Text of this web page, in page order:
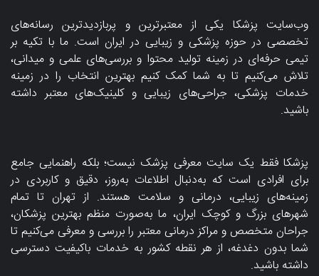
وب‌سایت پزشکا یکی از معتبرترین و پربازدیدترین رسانه‌های
تخصصی در حوزه پزشکی و زیبایی در ایران است. ما با تکیه بر
تیمی حرفه‌ای در زمینه تولید محتوا و بررسی‌های علمی و میدانی،
تلاش می‌کنیم تا به شما کمک کنیم بهترین انتخاب را در زمینه
خدمات پزشکی، جراحی‌های زیبایی و کلینیک‌های معتبر داشته
باشید.
پزشکا فقط یک سایت معرفی پزشک نیست؛ بلکه راهنمایی جامع
برای افرادی است که به‌دنبال اطلاعات به‌روز، دقیق و کاربردی در
زمینه‌های زیبایی، درمانی و سلامت هستند. از تهران تا تمام
شهرهای بزرگ و کوچک ایران، ما به‌صورت منظم بهترین پزشکان،
جراحان متخصص و مراکز درمانی معتبر را بررسی و معرفی می‌کنیم تا
شما بدون دغدغه، از هر نقطه کشور به خدمات باکیفیت دسترسی
داشته باشید.